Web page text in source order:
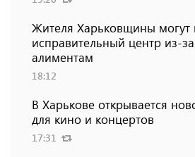
Жителя Харьковщины могут
исправительный центр из-
алиментам
18:12
В Харькове открывается
для кино и концертов
17:31